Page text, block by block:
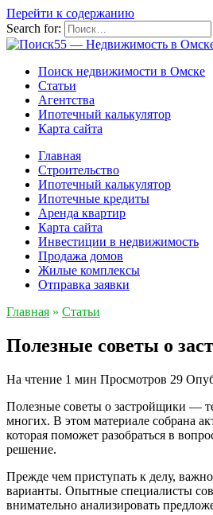
Перейти к содержанию
Search for:
Поиск недвижимости в Омске
Статьи
Агентства
Ипотечный калькулятор
Карта сайта
Главная
Строительство
Ипотечный калькулятор
Ипотечные кредиты
Аренда квартир
Карта сайта
Инвестиции в недвижимость
Продажа домов
Жилые комплексы
Отправка заявки
Главная » Статьи
Полезные советы о
На чтение 1 мин Просмотров 29
Полезные советы о застройщики —
многих. В этом материале собрана
которая поможет разобраться в
решение.
Прежде чем приступать к делу,
варианты. Опытные специалисты
внимательно анализировать